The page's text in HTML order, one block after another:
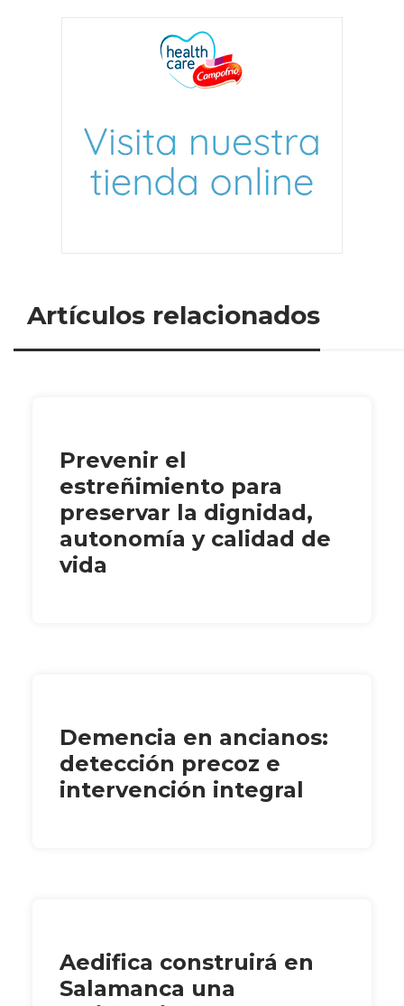
Artículos relacionados
Prevenir el
estreñimiento para
preservar la dignidad,
autonomía y calidad de
vida
Demencia en ancianos:
detección precoz e
intervención integral
Aedifica construirá en
Salamanca una